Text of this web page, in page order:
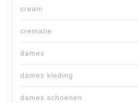
cream
crematie
dames
dames kleding
dames schoenen